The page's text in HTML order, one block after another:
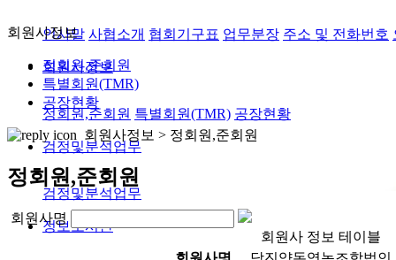
인사말 사협소개 협회기구표 업무분장 주소 및 전화번호
회원사정보
정회원,준회원 특별회원(TMR) 공장현황
검정및분석업무
검정및분석업무
정보도서관
회원사정보
정회원,준회원
특별회원(TMR)
공장현황
회원사정보 > 정회원,준회원
정회원,준회원
회원사명
회원사 정보 테이블